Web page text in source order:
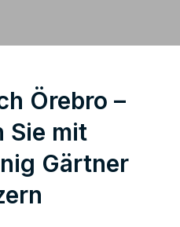
Örebro –
Sie mit
Gärtner